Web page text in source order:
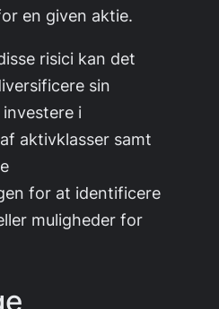
en given aktie.
risici kan det
sin
i
aktivklasser samt
for at identificere
muligheder for